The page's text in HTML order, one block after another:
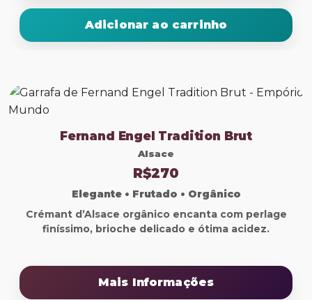
Adicionar ao carrinho
Fernand Engel Tradition Brut
Alsace
R$270
Elegante • Frutado • Orgânico
Crémant d’Alsace orgânico encanta com perlage
finíssimo, brioche delicado e ótima acidez.
Mais Informações